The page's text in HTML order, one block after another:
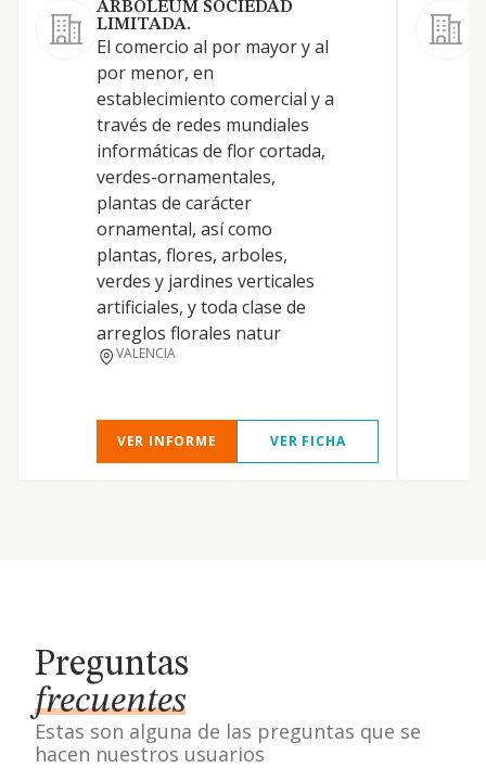
ARBOLEUM SOCIEDAD
LIMITADA.
El comercio al por mayor y al
por menor, en
establecimiento comercial y a
través de redes mundiales
informáticas de flor cortada,
verdes-ornamentales,
plantas de carácter
ornamental, así como
plantas, flores, arboles,
verdes y jardines verticales
artificiales, y toda clase de
arreglos florales natur
VALENCIA
VER INFORME VER FICHA
Preguntas
frecuentes
Estas son alguna de las preguntas que se
hacen nuestros usuarios